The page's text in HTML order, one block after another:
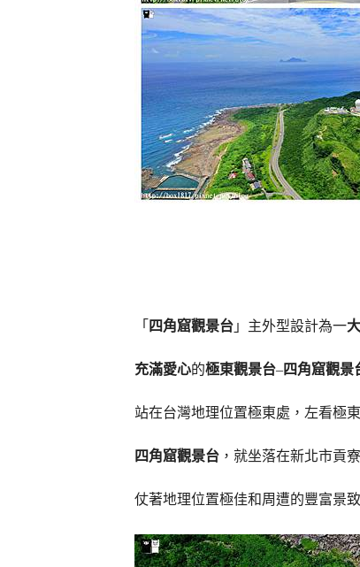
「 四角窟觀景台 」主外型設計為一
充滿愛心的極東觀景台–四角窟觀景
站在台灣地理位置極東處，左看極
四角窟觀景台 ，就坐落在新北市貢
仗著地理位置極佳和周遭的豐富景